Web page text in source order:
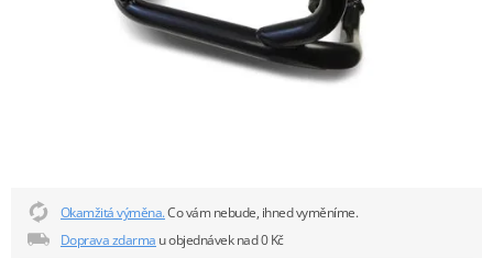
Okamžitá výměna.Co vám nebude, ihned vyměníme.
Doprava zdarma u objednávek nad 0 Kč